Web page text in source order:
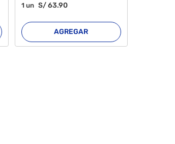
1 un S/63.90
AGREGAR